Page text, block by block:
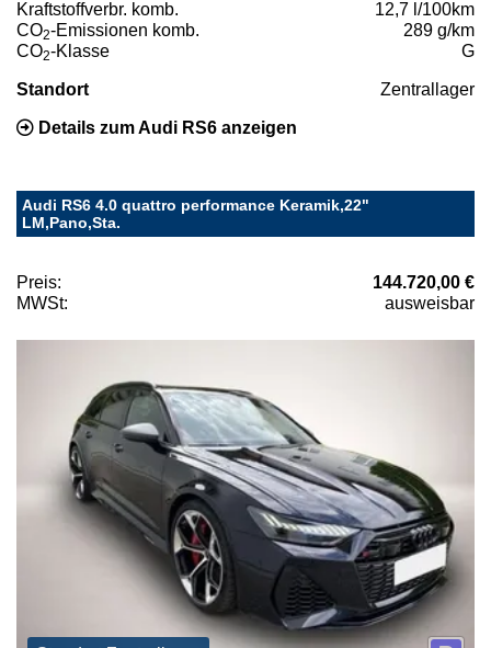
Kraftstoffverbr. komb.
12,7 l/100km
CO2-Emissionen komb.
289 g/km
CO2-Klasse G
Standort Zentrallager
Details zum Audi RS6 anzeigen
Audi RS6 4.0 quattro performance Keramik,22"
LM,Pano,Sta.
Preis:
144.720,00 €
MWSt:
ausweisbar